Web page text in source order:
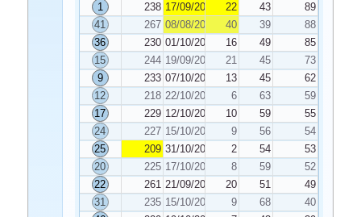
1
238 17/09/2022 22 43
89
41
267 08/08/2022 40 39
88
36
230 01/10/2022 16 49
85
15
244 19/09/2022 21 45
73
9
233 07/10/2022 13 45
62
12
218 22/10/2022 6 63
59
17
229 12/10/2022 10 59
55
24
227 15/10/2022 9 56
54
25
209 31/10/2022 2 54
53
20
225 17/10/2022 8 59
52
22
261 21/09/2022 20 51
49
31
235 15/10/2022 9 68
40